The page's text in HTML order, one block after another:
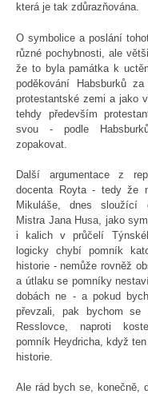
která je tak zdůrazňována.
O symbolice a poslání
různé pochybnosti, ale
že to byla památka k
poděkování Habsburků
protestantské zemi a jako
tehdy především
svou - podle
zopakovat.
Další argumentace z
docenta Royta - tedy že
Mikuláše, dnes sloužící
Mistra Jana Husa, jako
i kalich v průčelí
logicky chybí pomník
historie - nemůže rovněž
a útlaku se pomníky
dobách ne - a pokud
převzali, pak bychom
Resslovce, naproti
pomník Heydricha, když
historie.
Ale rád bych se, konečně,